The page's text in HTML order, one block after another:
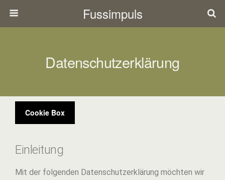
Fussimpuls
Datenschutzerklärung
Cookie Box
Einleitung
Mit der folgenden Datenschutzerklärung möchten wir